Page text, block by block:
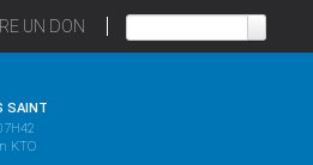
UN DON
SAINT
KTO